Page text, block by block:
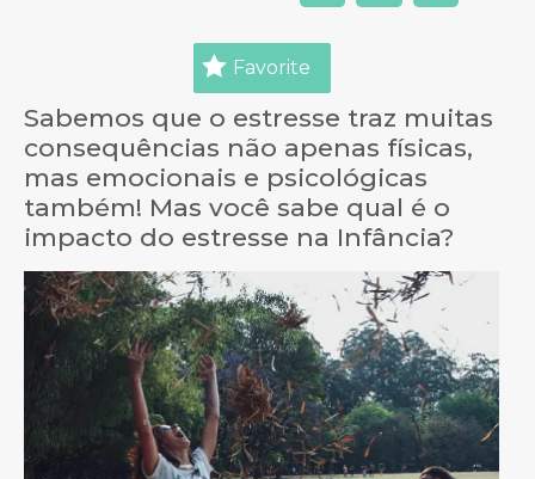
Favorite
Sabemos que o estresse traz muitas
consequências não apenas físicas,
mas emocionais e psicológicas
também! Mas você sabe qual é o
impacto do estresse na Infância?